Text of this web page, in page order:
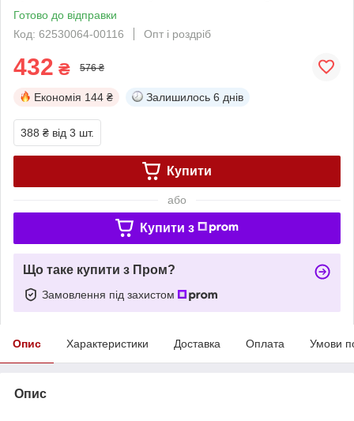
Готово до відправки
Код: 62530064-00116
Опт і роздріб
432 ₴ 576 ₴
Економія 144 ₴ Залишилось 6 днів
388 ₴ від 3 шт.
Купити
або
Купити з
Що таке купити з Пром?
Замовлення під захистом
Опис Характеристики Доставка Оплата Умови
Опис